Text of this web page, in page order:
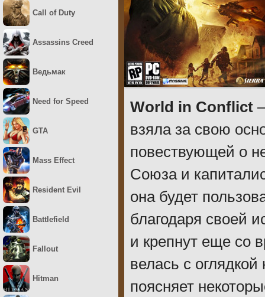
World in Conflict
взяла за свою
повествующей о
Союза и
она будет
благодаря своей
и крепнут еще со
велась с
поясняет
Call of Duty
Assassins Creed
Ведьмак
Need for Speed
GTA
Mass Effect
Resident Evil
Battlefield
Fallout
Hitman